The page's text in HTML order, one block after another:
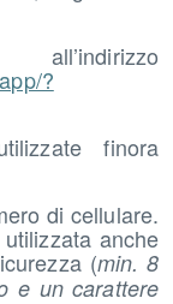
?
finora
di cellulare.
anche
(min. 8
e un carattere